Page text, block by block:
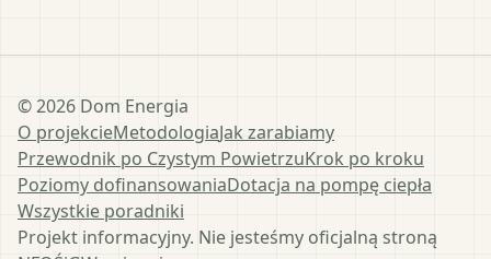
©2026 Dom Energia
O projekcieMetodologiaJak zarabiamy
Przewodnik po Czystym PowietrzuKrok po kroku
Poziomy dofinansowaniaDotacja na pompę ciepła
Wszystkie poradniki
Projekt informacyjny. Nie jesteśmy oficjalną stroną